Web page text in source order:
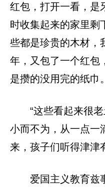
红包，打开一看，是
时收集起来的家里剩
些都是珍贵的木材，
年，又包了一个红包
是攒的没用完的纸巾
“这些看起来很
小而不为，从一点一
来，孩子们听得津津
爱国主义教育兹